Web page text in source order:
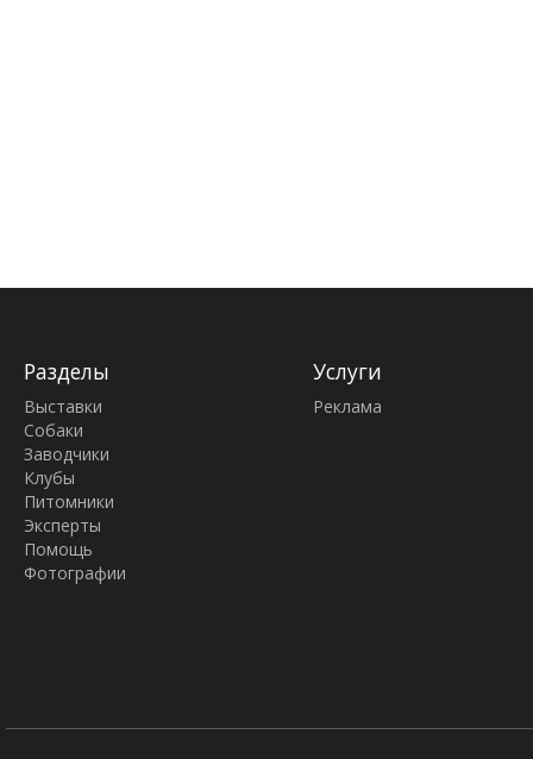
Разделы
Выставки
Собаки
Заводчики
Клубы
Питомники
Эксперты
Помощь
Фотографии
Услуги
Реклама